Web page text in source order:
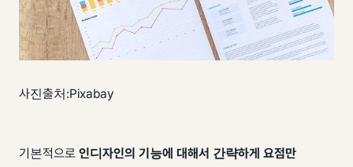
사진출처:Pixabay
기본적으로 인디자인의 기능에 대해서 간략하게 요점만